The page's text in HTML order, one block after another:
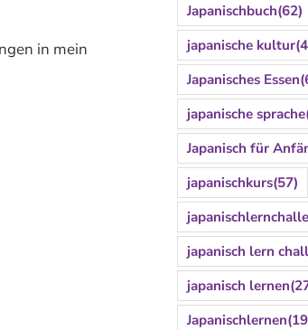
in mein
Japanischbuch(62)
japanische kultur
Japanisches Essen
japanische sprache
Japanisch für
japanischkurs(57)
japanisch lern
japanisch lernen
Japanischlernen